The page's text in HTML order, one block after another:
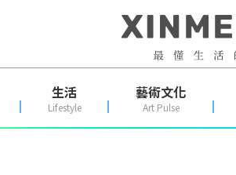
生活
Lifestyle
藝術文化
Art Pulse